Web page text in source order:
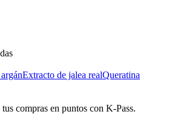
Extracto de jalea realQueratina
compras en puntos con K-Pass.